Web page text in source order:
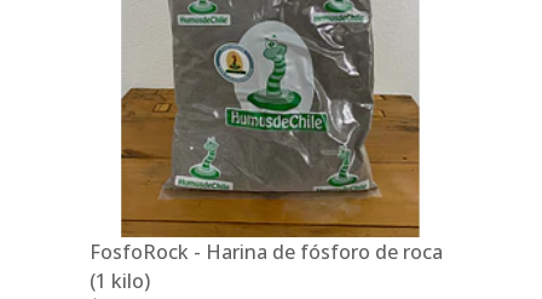
FosfoRock - Harina de fósforo de roca
(1 kilo)